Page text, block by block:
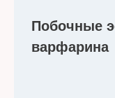
Побочные
варфарина